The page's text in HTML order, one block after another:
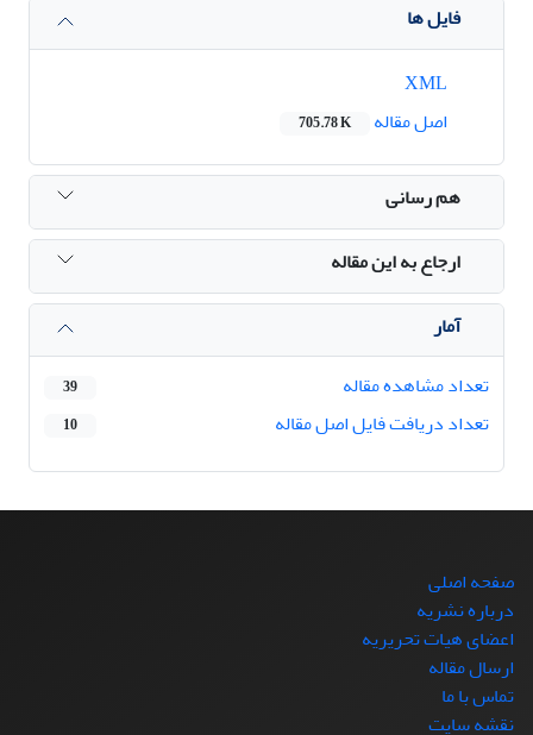
فایل ها
اصل مقاله
705.78 K
هم رسانی
ارجاع به این مقاله
آمار
تعداد مشاهده مقاله
39
تعداد دریافت فایل اصل مقاله 10
صفحه اصلی
درباره نشریه
اعضای هیات تحریریه
ارسال مقاله
تماس با ما
نقشه سایت